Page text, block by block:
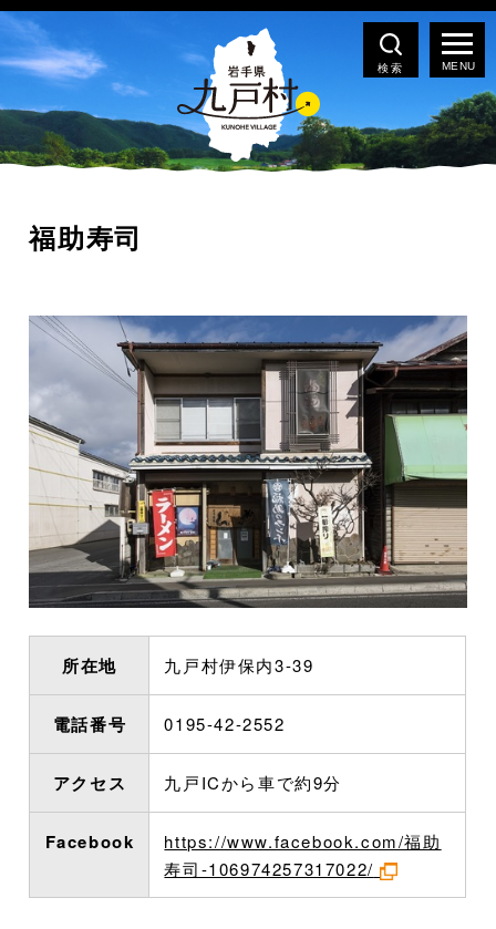
検索
福助寿司
所在地 九戸村伊保内3-39
電話番号 0195-42-2552
アクセス 九戸ICから車で約9分
Facebook
https://www.facebook.com/福助
寿司-106974257317022/